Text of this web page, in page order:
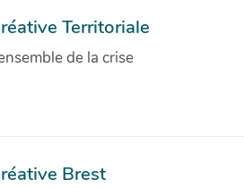
Territoriale
de la crise
Brest